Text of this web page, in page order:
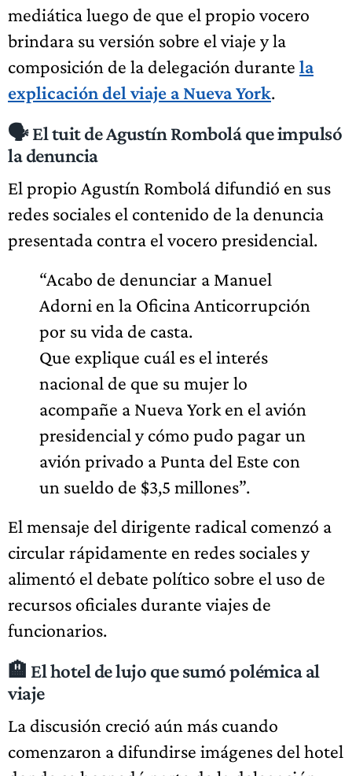
mediática luego de que el propio vocero
brindara su versión sobre el viaje y la
composición de la delegación durante la
explicación del viaje a Nueva York.
🗣️ El tuit de Agustín Rombolá que impulsó
la denuncia
El propio Agustín Rombolá difundió en sus
redes sociales el contenido de la denuncia
presentada contra el vocero presidencial.
“Acabo de denunciar a Manuel
Adorni en la Oficina Anticorrupción
por su vida de casta.
Que explique cuál es el interés
nacional de que su mujer lo
acompañe a Nueva York en el avión
presidencial y cómo pudo pagar un
avión privado a Punta del Este con
un sueldo de $3,5 millones”.
El mensaje del dirigente radical comenzó a
circular rápidamente en redes sociales y
alimentó el debate político sobre el uso de
recursos oficiales durante viajes de
funcionarios.
🏨 El hotel de lujo que sumó polémica al
viaje
La discusión creció aún más cuando
comenzaron a difundirse imágenes del hotel